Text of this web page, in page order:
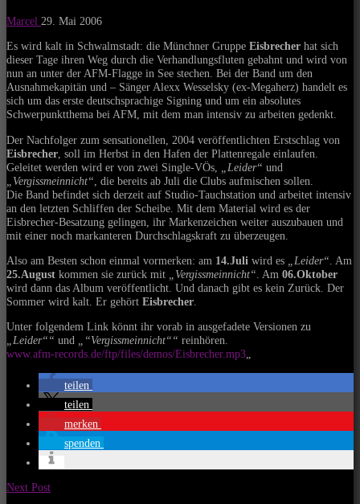
Marcel 29. Mai 2006
Es wird kalt in Schwalmstadt: die Münchner Gruppe Eisbrecher hat sich
dieser Tage ihren Weg durch die Verhandlungsfluten gebahnt und wird von
nun an unter der AFM-Flagge in See stechen. Bei der Band um den
Ausnahmekapitän und – Sänger Alexx Wesselsky (ex-Megaherz) handelt es
sich um das erste deutschsprachige Signing und um ein absolutes
Schwerpunktthema bei AFM, mit dem man intensiv zu arbeiten gedenkt.
Der Nachfolger zum sensationellen, 2004 veröffentlichten Erstschlag von
Eisbrecher , soll im Herbst in den Hafen der Plattenregale einlaufen.
Geleitet werden wird er von zwei Single-VÖs,
„Leider“ und
„Vergissmeinnicht“ , die bereits ab Juli die Clubs aufmischen sollen.
Die Band befindet sich derzeit auf Studio-Tauchstation und arbeitet intensiv
an den letzten Schliffen der Scheibe. Mit dem Material wird es der
Eisbrecher-Besatzung gelingen, ihr Markenzeichen weiter auszubauen und
mit einer noch markanteren Durchschlagskraft zu überzeugen.
Also am Besten schon einmal vormerken: am 14.Juli wird es „Leider“ . Am
25.August kommen sie zurück mit „Vergissmeinnicht“ . Am 06.Oktober
wird dann das Album veröffentlicht. Und danach gibt es kein Zurück. Der
Sommer wird kalt. Er gehört Eisbrecher
Unter folgendem Link könnt ihr vorab in ausgefadete Versionen zu
„Leider““ und „“Vergissmeinnicht““ reinhören.
www.afm-records.de/ftp/files/demos/Eisbrecher.mp3„
teilen
teilen
merken
spenden
Next Post